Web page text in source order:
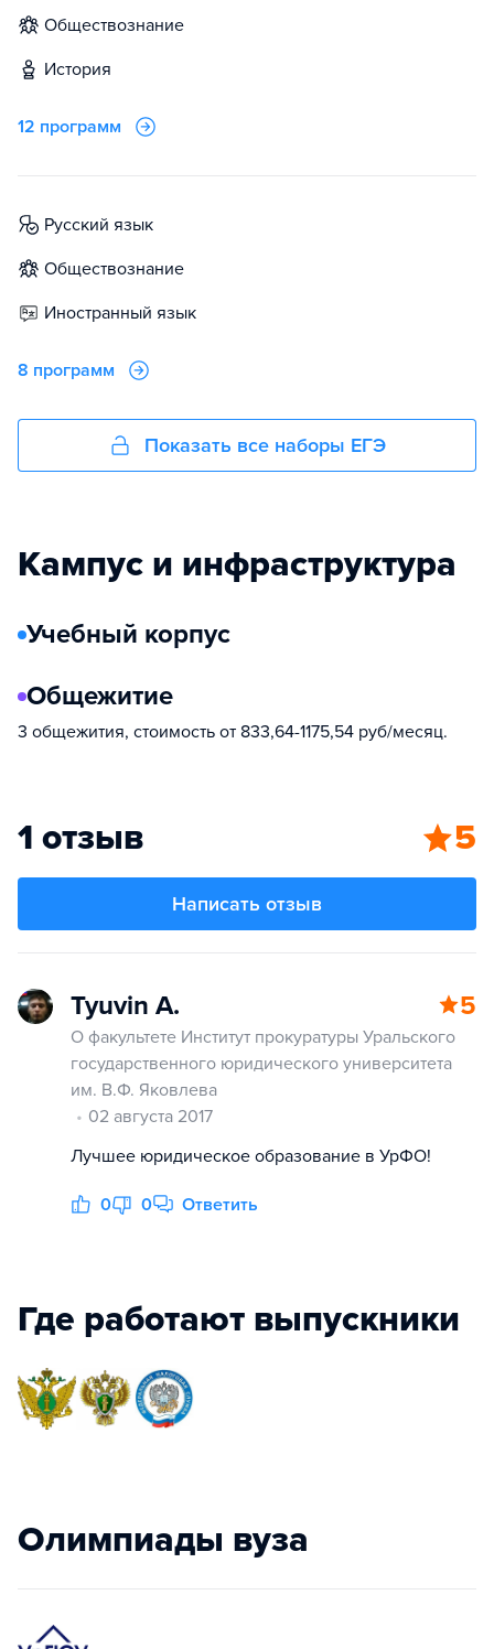
обществознание
история
12 программ
русский язык
обществознание
иностранный язык
8 программ
Показать все наборы ЕГЭ
Кампус и инфраструктура
Учебный корпус
Общежитие
3 общежития, стоимость от 833,64-1175,54 руб/месяц.
1 отзыв 5
Написать отзыв
Tyuvin A. 5
О факультете Институт прокуратуры Уральского
государственного юридического университета
им. В.Ф. Яковлева
02 августа 2017
Лучшее юридическое образование в УрФО!
0 0 Ответить
Где работают выпускники
Олимпиады вуза